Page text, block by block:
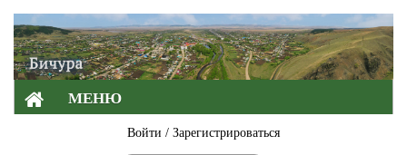
МЕНЮ
Войти / Зарегистрироваться